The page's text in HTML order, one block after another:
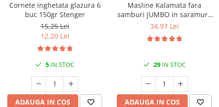
Cornete inghetata glazura 6
buc 150gr Stenger
15,25 Lei
12,20 Lei
5 IN STOC
ADAUGA IN COS
Masline Kalamata fara
samburi JUMBO in saramura
1kg FOS
34,97 Lei
29IN STOC
ADAUGA IN COS